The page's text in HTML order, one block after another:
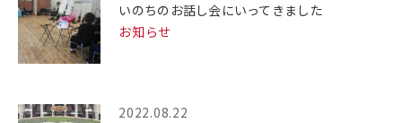
いのちのお話し会にいってきました
お知らせ
2022.08.22